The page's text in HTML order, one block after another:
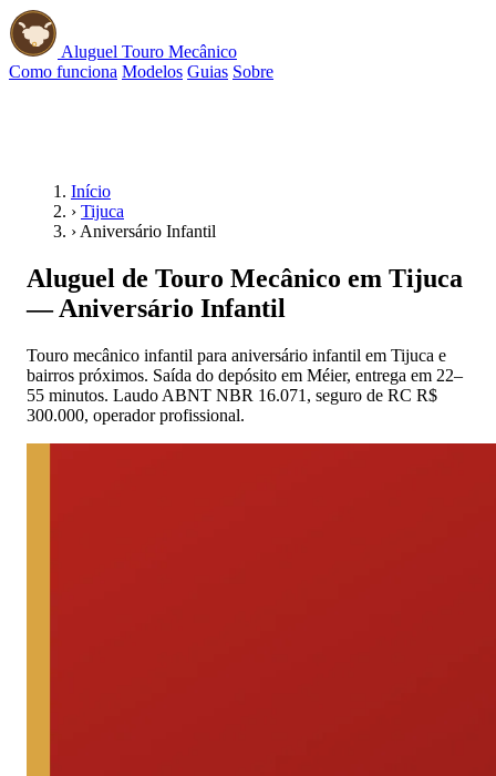
Aluguel Touro Mecânico
Como funciona Modelos Guias Sobre
Início
› Tijuca
› Aniversário Infantil
Aluguel de Touro Mecânico em Tijuca
— Aniversário Infantil
Touro mecânico infantil para aniversário infantil em Tijuca e
bairros próximos. Saída do depósito em Méier, entrega em 22–
55 minutos. Laudo ABNT NBR 16.071, seguro de RC R$
300.000, operador profissional.